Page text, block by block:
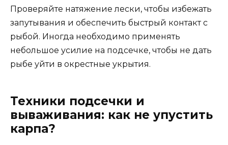
Проверяйте натяжение лески, чтобы избежать
запутывания и обеспечить быстрый контакт с
рыбой. Иногда необходимо применять
небольшое усилие на подсечке, чтобы не дать
рыбе уйти в окрестные укрытия.
Техники подсечки и
вываживания: как не упустить
карпа?